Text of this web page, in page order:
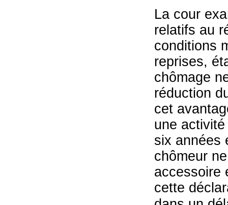
La cour
relatifs au
conditions
reprises,
chômage
réduction
cet
une
six années
chômeur
accessoire
cette